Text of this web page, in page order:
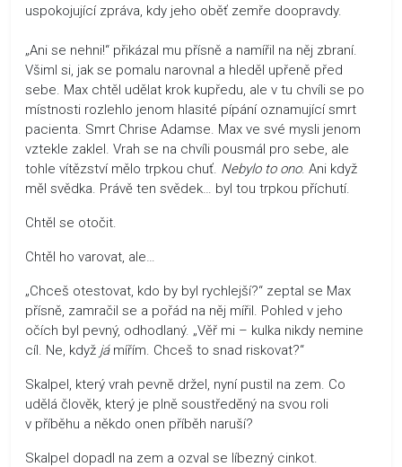
uspokojující zpráva, kdy jeho oběť zemře doopravdy.
„Ani se nehni!“ přikázal mu přísně a namířil na něj zbraní.
Všiml si, jak se pomalu narovnal a hleděl upřeně před
sebe. Max chtěl udělat krok kupředu, ale v tu chvíli se po
místnosti rozlehlo jenom hlasité pípání oznamující smrt
pacienta. Smrt Chrise Adamse. Max ve své mysli jenom
vztekle zaklel. Vrah se na chvíli pousmál pro sebe, ale
tohle vítězství mělo trpkou chuť. Nebylo to ono. Ani když
měl svědka. Právě ten svědek… byl tou trpkou příchutí.
Chtěl se otočit.
Chtěl ho varovat, ale…
„Chceš otestovat, kdo by byl rychlejší?“ zeptal se Max
přísně, zamračil se a pořád na něj mířil. Pohled v jeho
očích byl pevný, odhodlaný. „Věř mi – kulka nikdy nemine
cíl. Ne, když já mířím. Chceš to snad riskovat?“
Skalpel, který vrah pevně držel, nyní pustil na zem. Co
udělá člověk, který je plně soustředěný na svou roli
v příběhu a někdo onen příběh naruší?
Skalpel dopadl na zem a ozval se líbezný cinkot.